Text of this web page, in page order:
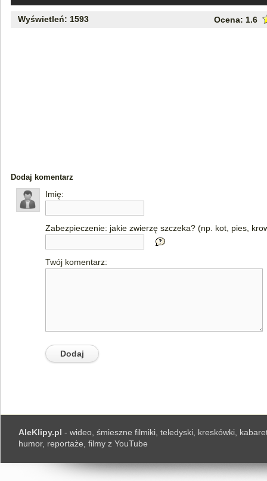
Wyświetleń: 1593 Ocena: 1.6
Dodaj komentarz
Imię:
Zabezpieczenie: jakie zwierzę szczeka? (np. kot, pies,
Twój komentarz:
AleKlipy.pl - wideo, śmieszne filmiki, teledyski, kreskówki,
humor, reportaże, filmy z YouTube